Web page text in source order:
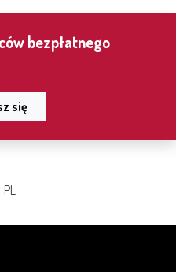
bezpłatnego
się
PL